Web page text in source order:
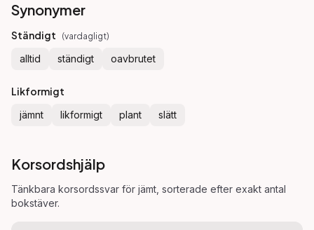
Synonymer
Ständigt (vardagligt)
alltid ständigt oavbrutet
Likformigt
jämnt likformigt plant slätt
Korsordshjälp
Tänkbara korsordssvar för jämt , sorterade efter exakt antal
bokstäver.